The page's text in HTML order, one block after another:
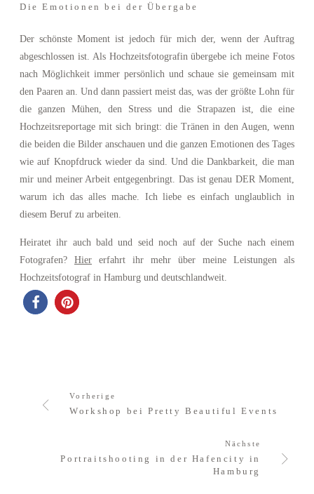
Die Emotionen bei der Übergabe
Der schönste Moment ist jedoch für mich der, wenn der Auftrag
abgeschlossen ist. Als Hochzeitsfotografin übergebe ich meine Fotos
nach Möglichkeit immer persönlich und schaue sie gemeinsam mit
den Paaren an. Und dann passiert meist das, was der größte Lohn für
die ganzen Mühen, den Stress und die Strapazen ist, die eine
Hochzeitsreportage mit sich bringt: die Tränen in den Augen, wenn
die beiden die Bilder anschauen und die ganzen Emotionen des Tages
wie auf Knopfdruck wieder da sind. Und die Dankbarkeit, die man
mir und meiner Arbeit entgegenbringt. Das ist genau DER Moment,
warum ich das alles mache. Ich liebe es einfach unglaublich in
diesem Beruf zu arbeiten.
Heiratet ihr auch bald und seid noch auf der Suche nach einem
Fotografen? Hier erfahrt ihr mehr über meine Leistungen als
Hochzeitsfotograf in Hamburg und deutschlandweit.
Vorherige
Workshop bei Pretty Beautiful Events
Nächste
Portraitshooting in der Hafencity in
Hamburg